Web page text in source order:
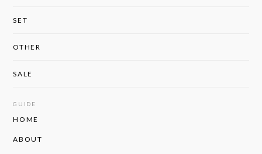
SET
OTHER
SALE
GUIDE
HOME
ABOUT